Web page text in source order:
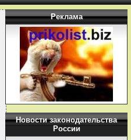
Реклама
Новости законодательства
России